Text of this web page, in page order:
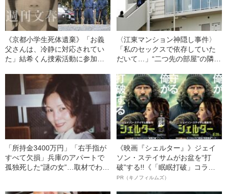
《京都小学生死体遺棄》「お義
父さんは、冷静に対応されてい
た」結希くん捜索活動に参加し
な姿 残されたスニーカーの謎
「地元の人間でも使わない道
に、なぜ？」
〈江東マンション神隠し事件〉
「私のセックスで依存していた
だいて…」“二つ先の部屋”の隣人
体”した理由
「所持金3400万円」「右手指が
すべて欠損」兵庫のアパートで
孤独死した“謎の女”…取材でわか
《映画『シェルター』》ジェイ
ソン・ステイサムがお盆を“打
破”する!!《「眠眠打破」コラ
ボ》
PR（キノフィルムズ）